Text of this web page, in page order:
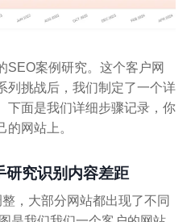
SEO案例研究。这个客户网
列挑战后，我们制定了一个详
下面是我们详细步骤记录，你
网站上。
研究识别内容差距
，大部分网站都出现了不同